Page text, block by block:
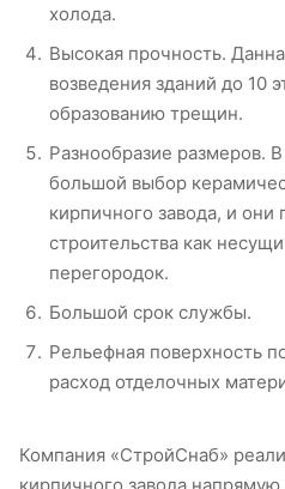
холода.
Высокая прочность.
возведения зданий до 10
образованию трещин.
Разнообразие размеров.
большой выбор
кирпичного завода, и они
строительства как
перегородок.
Большой срок службы.
Рельефная поверхность
расход отделочных
Компания «СтройСнаб»
кирпичного завода напрямую